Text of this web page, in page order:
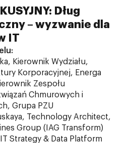
Dług
– wyzwanie dla
IT
Kierownik Wydziału,
Korporacyjnej, Energa
Zespołu
Chmurowych i
Grupa PZU
Technology Architect,
Group (IAG Transform)
Strategy & Data Platform